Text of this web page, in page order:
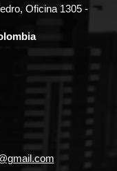
Oficina 1305 -